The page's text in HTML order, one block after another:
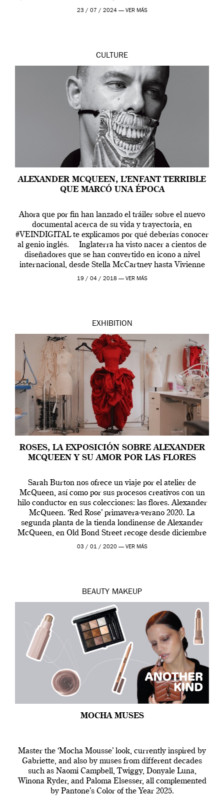
en Londres y siempre ha […]
23 / 07 / 2024 — VER MÁS
CULTURE
ALEXANDER MCQUEEN, L’ENFANT TERRIBLE
QUE MARCÓ UNA ÉPOCA
Ahora que por fin han lanzado el tráiler sobre el nuevo
documental acerca de su vida y trayectoria, en
#VEINDIGITAL te explicamos por qué deberías conocer
al genio inglés. Inglaterra ha visto nacer a cientos de
diseñadores que se han convertido en icono a nivel
internacional, desde Stella McCartney hasta Vivienne
Westwood pasando […]
19 / 04 / 2018 — VER MÁS
EXHIBITION
ROSES, LA EXPOSICIÓN SOBRE ALEXANDER
MCQUEEN Y SU AMOR POR LAS FLORES
Sarah Burton nos ofrece un viaje por el atelier de
McQueen, así como por sus procesos creativos con un
hilo conductor en sus colecciones: las flores. Alexander
McQueen. ‘Red Rose’ primavera-verano 2020. La
segunda planta de la tienda londinense de Alexander
McQueen, en Old Bond Street recoge desde diciembre
de 2019 hasta final de abril […]
03 / 01 / 2020 — VER MÁS
BEAUTY MAKEUP
MOCHA MUSES
Master the ‘Mocha Mousse’ look, currently inspired by
Gabriette, and also by muses from different decades
such as Naomi Campbell, Twiggy, Donyale Luna,
Winona Ryder, and Paloma Elsesser, all complemented
by Pantone’s Color of the Year 2025.